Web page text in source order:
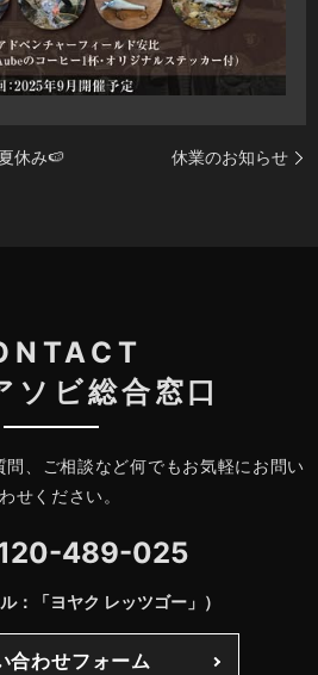
休み🍉 休業のお知らせ
ソビ総合窓口
、ご相談など何でもお気軽にお問い
せください。
489-025
：「ヨヤク レッツゴー」）
合わせフォーム